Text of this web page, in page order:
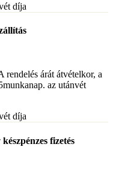
díja
rendelés árát átvételkor, a
az utánvét
díja
fizetés